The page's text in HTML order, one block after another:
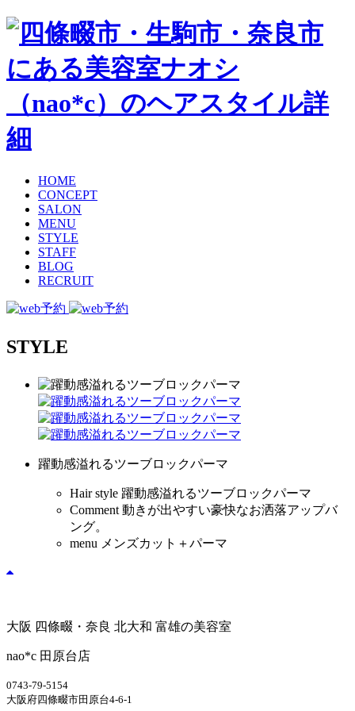
HOME
CONCEPT
SALON
MENU
STYLE
STAFF
BLOG
RECRUIT
STYLE
躍動感溢れるツーブロックパーマ
Hair style 躍動感溢れるツーブロックパーマ
Comment 動きが出やすい豪快なお洒落アップバ
ング。
menu メンズカット＋パーマ
大阪 四條畷・奈良 北大和 富雄の美容室
nao*c 田原台店
0743-79-5154
大阪府四條畷市田原台4-6-1